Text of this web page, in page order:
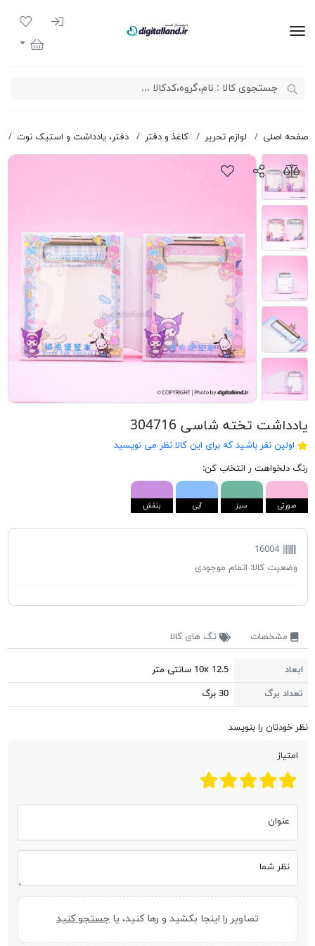
ورود به
لیست
سبد خرید
صفحه اصلی لوازم تحریر کاغذ و دفتر دفتر، یادداشت و استیک نوت
یادداشت تخته شاسی 304716
اولین نفر باشید که برای این کالا نظر می نویسید
رنگ دلخواهت ر انتخاب کن:
صورتی سبز آبی بنفش
16004
وضعیت کالا: اتمام موجودی
مشخصات تگ های کالا
ابعاد
10x 12.5 سانتی متر
تعداد برگ
30 برگ
نظر خودتان را بنویسد
امتیاز
عنوان
نظر شما
تصاویر را اینجا بکشید و رها کنید، یا جستجو کنید